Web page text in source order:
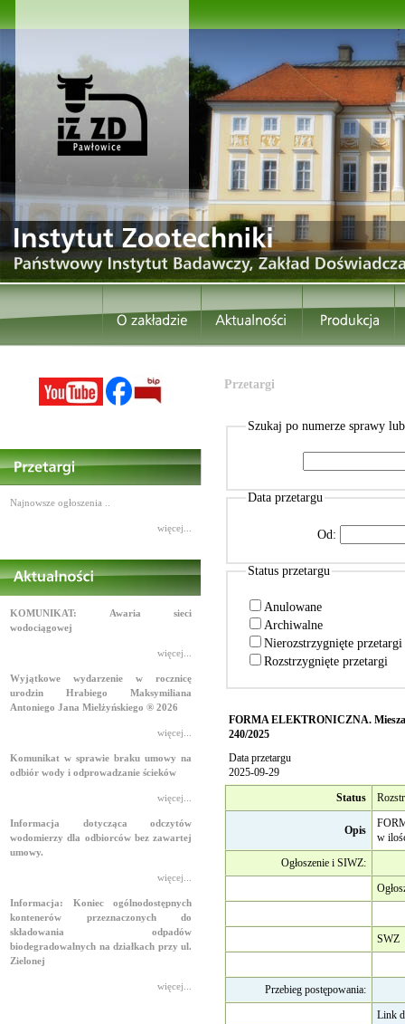
Najnowsze ogłoszenia ..
więcej...
KOMUNIKAT: Awaria sieci
wodociągowej
więcej...
Wyjątkowe wydarzenie w rocznicę
urodzin Hrabiego Maksymiliana
Antoniego Jana Mielżyńskiego ® 2026
więcej...
Komunikat w sprawie braku umowy na
odbiór wody i odprowadzanie ścieków
więcej...
Informacja dotycząca odczytów
wodomierzy dla odbiorców bez zawartej
umowy.
więcej...
Informacja: Koniec ogólnodostępnych
kontenerów przeznaczonych do
składowania odpadów
biodegradowalnych na działkach przy ul.
Zielonej
więcej...
Przetargi
Szukaj po numerze sprawy
Data przetargu
Od:
Status przetargu
Anulowane
Archiwalne
Nierozstrzygnięte przetargi
Rozstrzygnięte przetargi
FORMA ELEKTRONICZNA.
240/2025
Data przetargu
2025-09-29
Status
Opis
w
Ogłoszenie i SIWZ:
SWZ
Przebieg postępowania:
Link